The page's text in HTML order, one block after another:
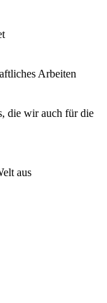
Arbeiten
die wir auch für die
aus